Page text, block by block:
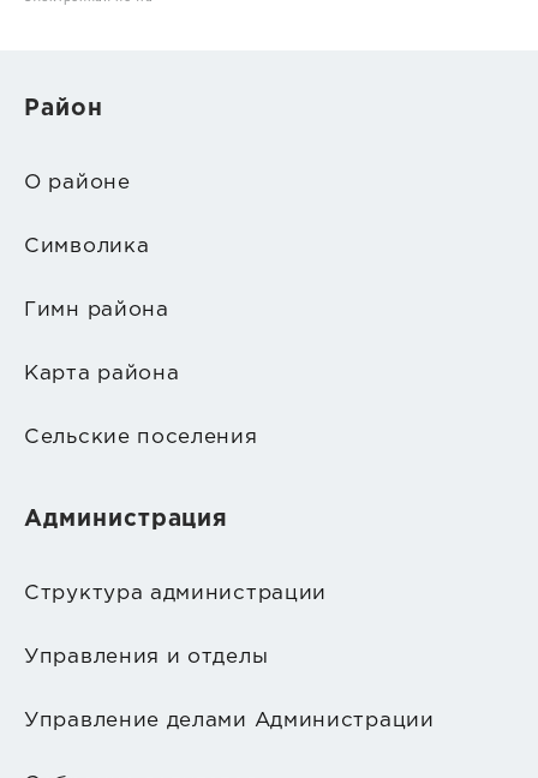
Район
О районе
Символика
Гимн района
Карта района
Сельские поселения
Администрация
Структура администрации
Управления и отделы
Управление делами Администрации